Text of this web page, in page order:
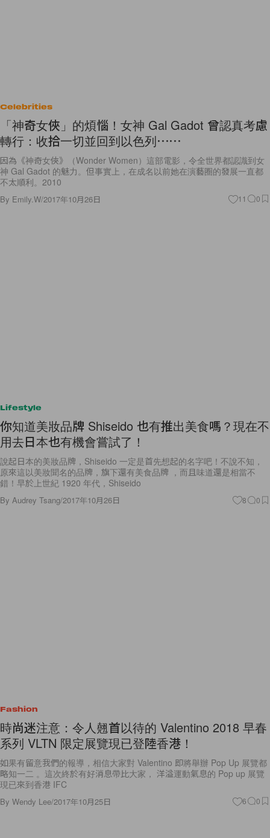
Celebrities
「神奇女俠」的煩惱！女神 Gal Gadot 曾認真考慮
轉行：收拾一切並回到以色列⋯⋯
因為《神奇女俠》（Wonder Women）這部電影，令全世界都認識到女
神 Gal Gadot 的魅力。但事實上，在成名以前她在演藝圈的發展一直都
不太順利。2010
By Emily.W/2017年10月26日 11 0
Lifestyle
你知道美妝品牌 Shiseido 也有推出美食嗎？現在不
用去日本也有機會嘗試了！
說起日本的美妝品牌，Shiseido 一定是首先想起的名字吧！不說不知，
原來這以美妝聞名的品牌，旗下還有美食品牌 ，而且味道還是相當不
錯！早於上世紀 1920 年代，Shiseido
By Audrey Tsang/2017年10月26日 8 0
Fashion
時尚迷注意：令人翹首以待的 Valentino 2018 早春
系列 VLTN 限定展覽現已登陸香港！
如果有留意我們的報導，相信大家對 Valentino 即將舉辦 Pop Up 展覽都
略知一二 。這次終於有好消息帶比大家， 洋溢運動氣息的 Pop up 展覽
現已來到香港 IFC
By Wendy Lee/2017年10月25日 6 0